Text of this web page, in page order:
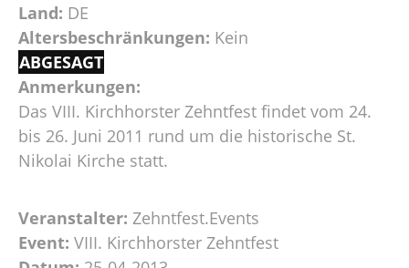
Land: DE
Altersbeschränkungen: Kein
ABGESAGT
Anmerkungen:
Das VIII. Kirchhorster Zehntfest findet vom 24.
bis 26. Juni 2011 rund um die historische St.
Nikolai Kirche statt.
Veranstalter: Zehntfest.Events
Event: VIII. Kirchhorster Zehntfest